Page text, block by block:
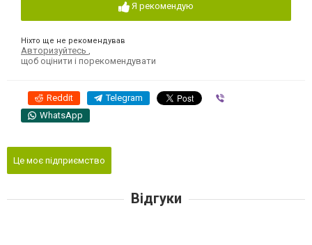
Я рекомендую
Ніхто ще не рекомендував
Авторизуйтесь
щоб оцінити і порекомендувати
Reddit Telegram
WhatsApp
Це моє підприємство
Відгуки